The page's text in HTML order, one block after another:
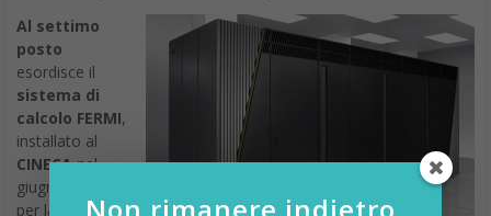
Al settimo
posto
esordisce il
sistema di
calcolo FERMI,
installato al
CINECAnel
giugno 2012
per la ricercaNon rimanere indietro,